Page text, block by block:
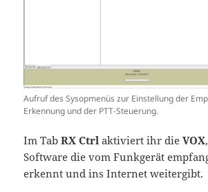
Aufruf des Sysopmenüs zur Einstellung der
Erkennung und der PTT-Steuerung.
Im TabRX Ctrl aktiviert ihr dieVOX
Software die vom Funkgerät
erkennt und ins Internet weitergibt.